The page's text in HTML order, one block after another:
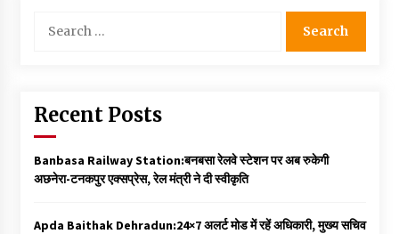
for:
Recent Posts
Banbasa Railway Station:बनबसा रेलवे स्टेशन पर अब रुकेगी
अछनेरा-टनकपुर एक्सप्रेस, रेल मंत्री ने दी स्वीकृति
Apda Baithak Dehradun:24×7 अलर्ट मोड में रहें अधिकारी, मुख्य सचिव